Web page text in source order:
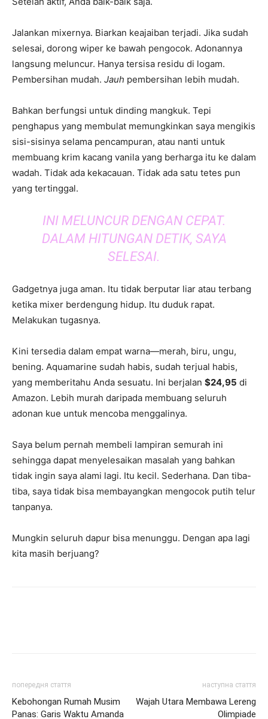
Jalankan mixernya. Biarkan keajaiban terjadi. Jika sudah
selesai, dorong wiper ke bawah pengocok. Adonannya
langsung meluncur. Hanya tersisa residu di logam.
Pembersihan mudah. Jauh pembersihan lebih mudah.
Bahkan berfungsi untuk dinding mangkuk. Tepi
penghapus yang membulat memungkinkan saya mengikis
sisi-sisinya selama pencampuran, atau nanti untuk
membuang krim kacang vanila yang berharga itu ke dalam
wadah. Tidak ada kekacauan. Tidak ada satu tetes pun
yang tertinggal.
INI MELUNCUR DENGAN CEPAT.
DALAM HITUNGAN DETIK, SAYA
SELESAI.
Gadgetnya juga aman. Itu tidak berputar liar atau terbang
ketika mixer berdengung hidup. Itu duduk rapat.
Melakukan tugasnya.
Kini tersedia dalam empat warna—merah, biru, ungu,
bening. Aquamarine sudah habis, sudah terjual habis,
yang memberitahu Anda sesuatu. Ini berjalan $24,95 di
Amazon. Lebih murah daripada membuang seluruh
adonan kue untuk mencoba menggalinya.
Saya belum pernah membeli lampiran semurah ini
sehingga dapat menyelesaikan masalah yang bahkan
tidak ingin saya alami lagi. Itu kecil. Sederhana. Dan tiba-
tiba, saya tidak bisa membayangkan mengocok putih telur
tanpanya.
Mungkin seluruh dapur bisa menunggu. Dengan apa lagi
kita masih berjuang?
попередня стаття
Kebohongan Rumah Musim
Panas: Garis Waktu Amanda
наступна стаття
Wajah Utara Membawa Lereng
Olimpiade